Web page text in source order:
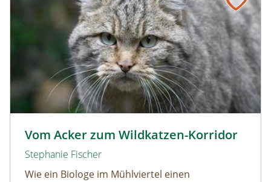
Vom Acker zum Wildkatzen-Korridor
Stephanie Fischer
Wie ein Biologe im Mühlviertel einen